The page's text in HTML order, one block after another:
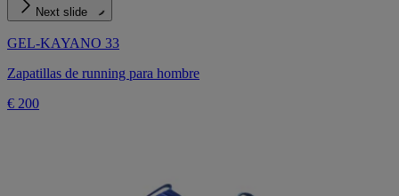
Next slide
GEL-KAYANO 33
Zapatillas de running para hombre
€ 200